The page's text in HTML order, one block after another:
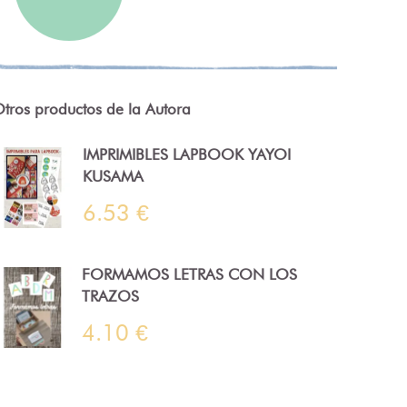
productos de la Autora
IMPRIMIBLES LAPBOOK YAYOI
KUSAMA
6.53 €
FORMAMOS LETRAS CON LOS
TRAZOS
4.10 €